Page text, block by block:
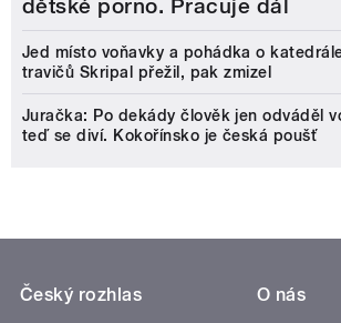
dětské porno. Pracuje dál
Jed místo voňavky a pohádka o
travičů Skripal přežil, pak zmizel
Juračka: Po dekády člověk jen odváděl
teď se diví. Kokořínsko je česká poušť
Český rozhlas
O nás